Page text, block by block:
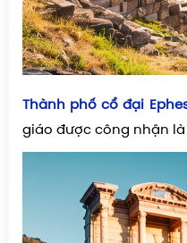
Thành phố cổ đại
giáo được công nhận